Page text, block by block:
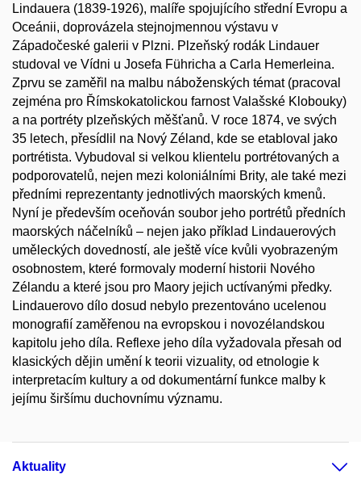
Lindauera (1839-1926), malíře spojujícího střední Evropu a
Oceánii, doprovázela stejnojmennou výstavu v
Západočeské galerii v Plzni. Plzeňský rodák Lindauer
studoval ve Vídni u Josefa Führicha a Carla Hemerleina.
Zprvu se zaměřil na malbu náboženských témat (pracoval
zejména pro Římskokatolickou farnost Valašské Klobouky)
a na portréty plzeňských měšťanů. V roce 1874, ve svých
35 letech, přesídlil na Nový Zéland, kde se etabloval jako
portrétista. Vybudoval si velkou klientelu portrétovaných a
podporovatelů, nejen mezi koloniálními Brity, ale také mezi
předními reprezentanty jednotlivých maorských kmenů.
Nyní je především oceňován soubor jeho portrétů předních
maorských náčelníků – nejen jako příklad Lindauerových
uměleckých dovedností, ale ještě více kvůli vyobrazeným
osobnostem, které formovaly moderní historii Nového
Zélandu a které jsou pro Maory jejich uctívanými předky.
Lindauerovo dílo dosud nebylo prezentováno ucelenou
monografií zaměřenou na evropskou i novozélandskou
kapitolu jeho díla. Reflexe jeho díla vyžadovala přesah od
klasických dějin umění k teorii vizuality, od etnologie k
interpretacím kultury a od dokumentární funkce malby k
jejímu širšímu duchovnímu významu.
Aktuality